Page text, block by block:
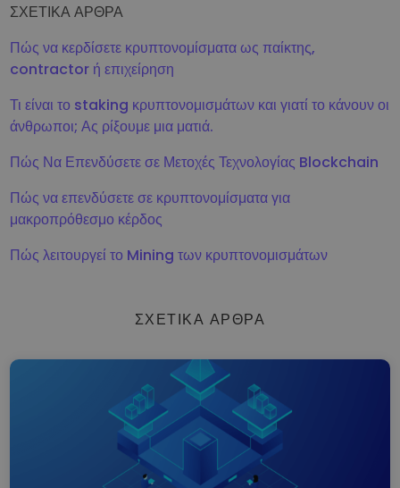
ΣΧΕΤΙΚΆ ΆΡΘΡΑ
Πώς να κερδίσετε κρυπτονομίσματα ως παίκτης,
contractor ή επιχείρηση
Τι είναι το staking κρυπτονομισμάτων και γιατί το κάνουν οι
άνθρωποι; Ας ρίξουμε μια ματιά.
Πώς Να Επενδύσετε σε Μετοχές Τεχνολογίας Blockchain
Πώς να επενδύσετε σε κρυπτονομίσματα για
μακροπρόθεσμο κέρδος
Πώς λειτουργεί το Mining των κρυπτονομισμάτων
ΣΧΕΤΙΚΆ ΆΡΘΡΑ